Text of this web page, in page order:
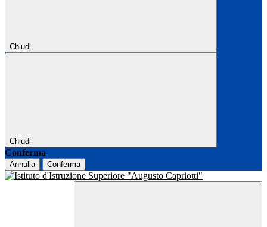
Chiudi
Chiudi
Conferma
Annulla Conferma